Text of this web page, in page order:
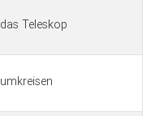
das Teleskop
umkreisen